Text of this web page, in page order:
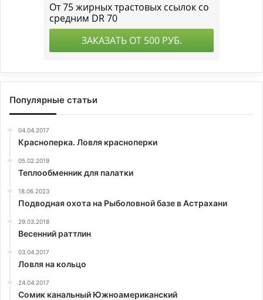
Популярные статьи
04.04.2017
Красноперка. Ловля красноперки
05.02.2019
Теплообменник для палатки
18.06.2023
Подводная охота на Рыболовной базе в Астрахани
29.03.2018
Весенний раттлин
03.04.2017
Ловля на кольцо
24.04.2017
Сомик канальный Южноамериканский